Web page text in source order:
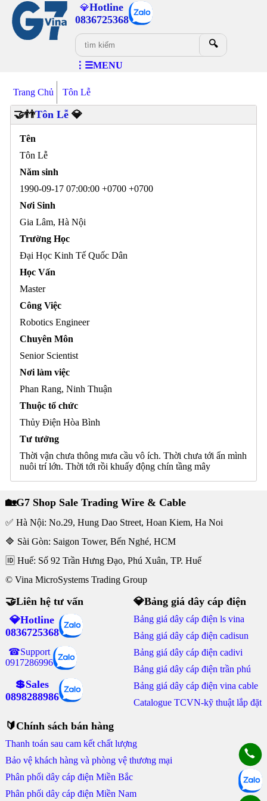
💎Hotline
0836725368
🔍
⋮☰MENU
Trang Chủ Tôn Lễ
🤝👬Tôn Lễ💎
Tên
Tôn Lễ
Năm sinh
1990-09-17 07:00:00 +0700 +0700
Nơi Sinh
Gia Lâm, Hà Nội
Trường Học
Đại Học Kinh Tế Quốc Dân
Học Vấn
Master
Công Việc
Robotics Engineer
Chuyên Môn
Senior Scientist
Nơi làm việc
Phan Rang, Ninh Thuận
Thuộc tổ chức
Thủy Điện Hòa Bình
Tư tưởng
Thời vận chưa thông mưa cầu vô ích. Thời chưa tới ẩn mình
nuôi trí lớn. Thời tới rồi khuấy động chín tầng mây
🏡G7 Shop Sale Trading Wire & Cable
✅ Hà Nội: No.29, Hung Dao Street, Hoan Kiem, Ha Noi
🔷 Sài Gòn: Saigon Tower, Bến Nghé, HCM
🆔 Huế: Số 92 Trần Hưng Đạo, Phú Xuân, TP. Huế
© Vina MicroSystems Trading Group
🤝Liên hệ tư vấn
💎Hotline
0836725368
☎Support
0917286996
💲Sales
0898288986
💎Bảng giá dây cáp điện
Bảng giá dây cáp điện ls vina
Bảng giá dây cáp điện cadisun
Bảng giá dây cáp điện cadivi
Bảng giá dây cáp điện trần phú
Bảng giá dây cáp điện vina cable
Catalogue TCVN-kỹ thuật lắp đặt
🔰Chính sách bán hàng
Thanh toán sau cam kết chất lượng
Bảo vệ khách hàng và phòng vệ thương mại
Phân phối dây cáp điện Miền Bắc
Phân phối dây cáp điện Miền Nam